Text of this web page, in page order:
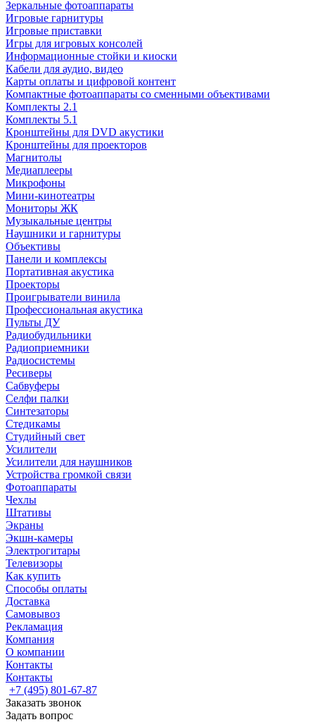
Зеркальные фотоаппараты
Игровые гарнитуры
Игровые приставки
Игры для игровых консолей
Информационные стойки и киоски
Кабели для аудио, видео
Карты оплаты и цифровой контент
Компактные фотоаппараты со сменными объективами
Комплекты 2.1
Комплекты 5.1
Кронштейны для DVD акустики
Кронштейны для проекторов
Магнитолы
Медиаплееры
Микрофоны
Мини-кинотеатры
Мониторы ЖК
Музыкальные центры
Наушники и гарнитуры
Объективы
Панели и комплексы
Портативная акустика
Проекторы
Проигрыватели винила
Профессиональная акустика
Пульты ДУ
Радиобудильники
Радиоприемники
Радиосистемы
Ресиверы
Сабвуферы
Селфи палки
Синтезаторы
Стедикамы
Студийный свет
Усилители
Усилители для наушников
Устройства громкой связи
Фотоаппараты
Чехлы
Штативы
Экраны
Экшн-камеры
Электрогитары
Телевизоры
Как купить
Способы оплаты
Доставка
Самовывоз
Рекламация
Компания
О компании
Контакты
Контакты
+7 (495) 801-67-87
Заказать звонок
Задать вопрос